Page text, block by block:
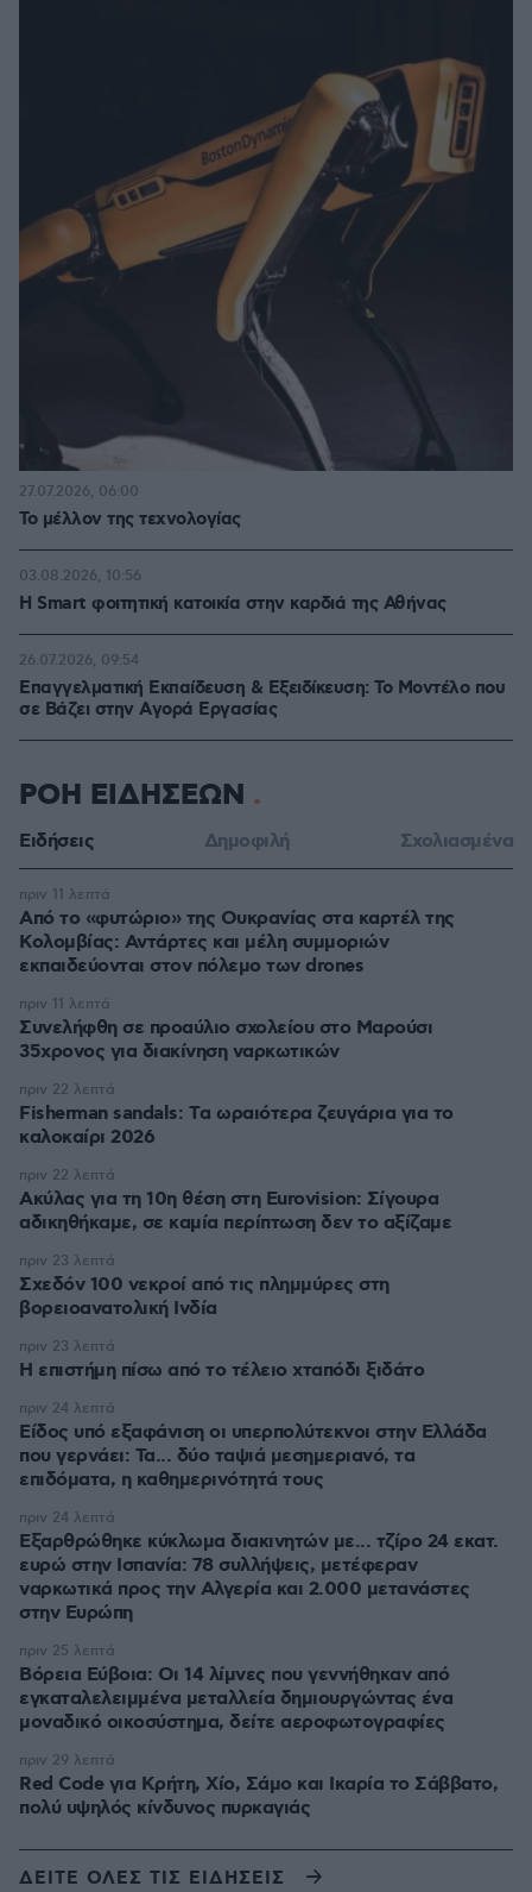
Το μέλλον της τεχνολογίας
27.07.2026, 06:00
Η Smart φοιτητική κατοικία στην καρδιά της Αθήνας
03.08.2026, 10:56
Επαγγελματική Εκπαίδευση & Εξειδίκευση: Το Mοντέλο που
σε Bάζει στην Aγορά Eργασίας
26.07.2026, 09:54
ΡΟΗ ΕΙΔΗΣΕΩΝ
Ειδήσεις Δημοφιλή Σχολιασμένα
Από το «φυτώριο» της Ουκρανίας στα καρτέλ της
Κολομβίας: Αντάρτες και μέλη συμμοριών
εκπαιδεύονται στον πόλεμο των drones
πριν 11 λεπτά
Συνελήφθη σε προαύλιο σχολείου στο Μαρούσι
35χρονος για διακίνηση ναρκωτικών
πριν 11 λεπτά
Fisherman sandals: Tα ωραιότερα ζευγάρια για το
καλοκαίρι 2026
πριν 22 λεπτά
Ακύλας για τη 10η θέση στη Eurovision: Σίγουρα
αδικηθήκαμε, σε καμία περίπτωση δεν το αξίζαμε
πριν 22 λεπτά
Σχεδόν 100 νεκροί από τις πλημμύρες στη
βορειοανατολική Ινδία
πριν 23 λεπτά
Η επιστήμη πίσω από το τέλειο χταπόδι ξιδάτο
πριν 23 λεπτά
Είδος υπό εξαφάνιση οι υπερπολύτεκνοι στην Ελλάδα
που γερνάει: Τα... δύο ταψιά μεσημεριανό, τα
επιδόματα, η καθημερινότητά τους
πριν 24 λεπτά
Εξαρθρώθηκε κύκλωμα διακινητών με... τζίρο 24 εκατ.
ευρώ στην Ισπανία: 78 συλλήψεις, μετέφεραν
ναρκωτικά προς την Αλγερία και 2.000 μετανάστες
στην Ευρώπη
πριν 24 λεπτά
Βόρεια Εύβοια: Οι 14 λίμνες που γεννήθηκαν από
εγκαταλελειμμένα μεταλλεία δημιουργώντας ένα
μοναδικό οικοσύστημα, δείτε αεροφωτογραφίες
πριν 25 λεπτά
Red Code για Κρήτη, Χίο, Σάμο και Ικαρία το Σάββατο,
πολύ υψηλός κίνδυνος πυρκαγιάς
πριν 29 λεπτά
ΔΕΙΤΕ ΟΛΕΣ ΤΙΣ ΕΙΔΗΣΕΙΣ